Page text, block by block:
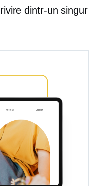
dintr-un singur